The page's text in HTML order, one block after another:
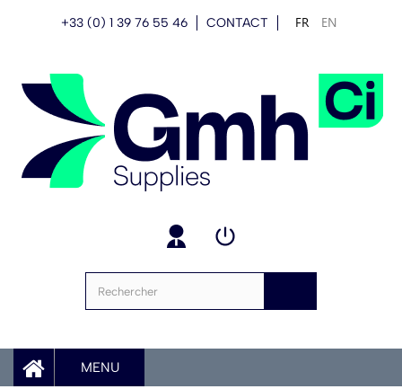
+33 (0) 1 39 76 55 46 CONTACT FR EN
MENU